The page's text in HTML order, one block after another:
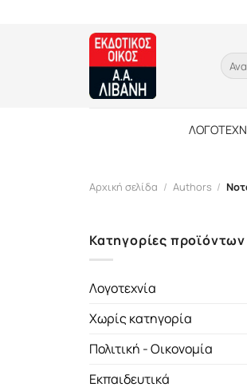
για:
Αρχική σελίδα / Authors /
Κατηγορίες προϊόντων
Λογοτεχνία
Χωρίς κατηγορία
Πολιτική - Οικονομία
Εκπαιδευτικά